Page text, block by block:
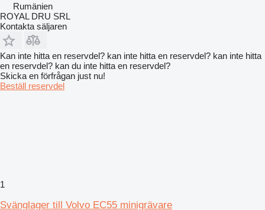
Rumänien
ROYAL DRU SRL
Kontakta säljaren
Kan inte hitta en reservdel? kan inte hitta en reservdel? kan inte hitta
en reservdel? kan du inte hitta en reservdel?
Skicka en förfrågan just nu!
Beställ reservdel
1
Svänglager till Volvo EC55 minigrävare